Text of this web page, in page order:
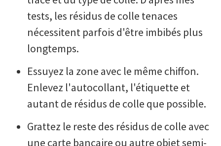
tests, les résidus de colle tenaces
nécessitent parfois d'être imbibés plus
longtemps.
Essuyez la zone avec le même chiffon.
Enlevez l'autocollant, l'étiquette et
autant de résidus de colle que possible.
Grattez le reste des résidus de colle avec
une carte bancaire ou autre objet semi-